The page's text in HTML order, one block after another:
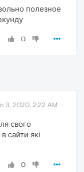
полезное
0
3, 2020, 2:22 AM
свого
сайти які
0